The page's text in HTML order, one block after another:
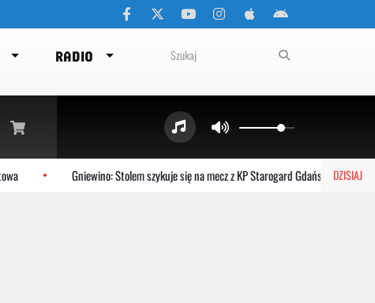
RADIO
DZISIAJ
Gniewino: Stolem szykuje się na mecz z KP Starogard Gdański